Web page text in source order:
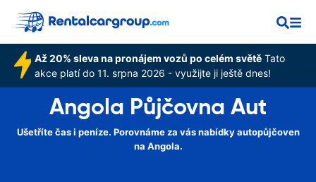
Až 20% sleva na pronájem vozů po celém světě Tato
akce platí do 11. srpna 2026 - využijte ji ještě dnes!
Angola Půjčovna Aut
Ušetříte čas i peníze. Porovnáme za vás nabídky autopůjčoven
na Angola.